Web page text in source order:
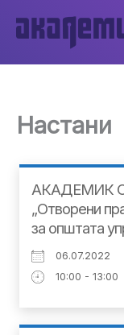
content
Настани
АКАДЕМИК
„Отворени
за општата
06.07.2022
10:00 - 13:00